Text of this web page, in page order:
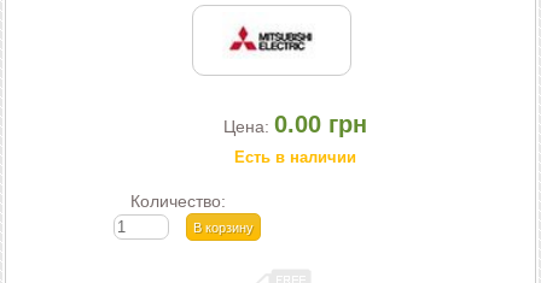
Цена: 0.00 грн
Есть в наличии
Количество: